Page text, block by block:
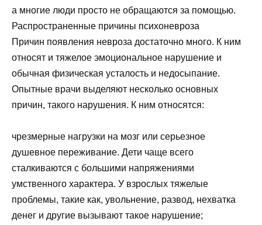
а многие люди просто не обращаются за помощью.
Распространенные причины психоневроза
Причин появления невроза достаточно много. К ним
относят и тяжелое эмоциональное нарушение и
обычная физическая усталость и недосыпание.
Опытные врачи выделяют несколько основных
причин, такого нарушения. К ним относятся:
чрезмерные нагрузки на мозг или серьезное
душевное переживание. Дети чаще всего
сталкиваются с большими напряжениями
умственного характера. У взрослых тяжелые
проблемы, такие как, увольнение, развод, нехватка
денег и другие вызывают такое нарушение;